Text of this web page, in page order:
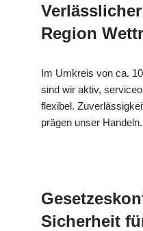
Region
Im Umkreis von ca.
sind wir aktiv,
flexibel.
prägen unser Handeln.
Sicherheit